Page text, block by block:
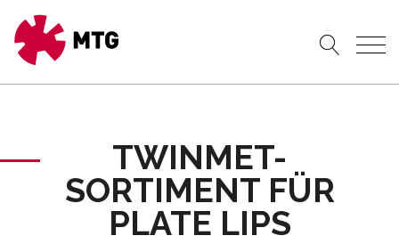
TWINMET-
SORTIMENT FÜR
PLATE LIPS